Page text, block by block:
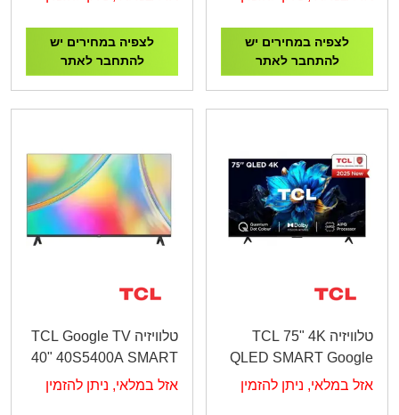
לצפיה במחירים יש
להתחבר לאתר
לצפיה במחירים יש
להתחבר לאתר
טלוויזיה TCL 75" 4K
QLED SMART Google
TV 75P7K
אזל במלאי, ניתן להזמין
טלוויזיה TCL Google TV
40" 40S5400A SMART
FHD
אזל במלאי, ניתן להזמין